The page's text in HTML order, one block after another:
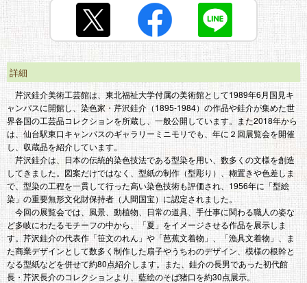
詳細
芹沢銈介美術工芸館は、東北福祉大学付属の美術館として1989年6月国見キ
ャンパスに開館し、染色家・芹沢銈介（1895‐1984）の作品や銈介が集めた世
界各国の工芸品コレクションを所蔵し、一般公開しています。また2018年から
は、仙台駅東口キャンパスのギャラリーミニモリでも、年に２回展覧会を開催
し、収蔵品を紹介しています。
芹沢銈介は、日本の伝統的染色技法である型染を用い、数多くの文様を創造
してきました。図案だけではなく、型紙の制作（型彫り）、糊置きや色差しま
で、型染の工程を一貫して行った高い染色技術も評価され、1956年に「型絵
染」の重要無形文化財保持者（人間国宝）に認定されました。
今回の展覧会では、風景、動植物、日常の道具、手仕事に関わる職人の姿な
ど多岐にわたるモチーフの中から、「夏」をイメージさせる作品を展示しま
す。芹沢銈介の代表作「笹文のれん」や「芭蕉文着物」、「漁具文着物」、ま
た商業デザインとして数多く制作した扇子やうちわのデザイン、模様の根幹と
なる型紙などを併せて約80点紹介します。また、銈介の長男であった初代館
長・芹沢長介のコレクションより、藍絵のそば猪口を約30点展示。